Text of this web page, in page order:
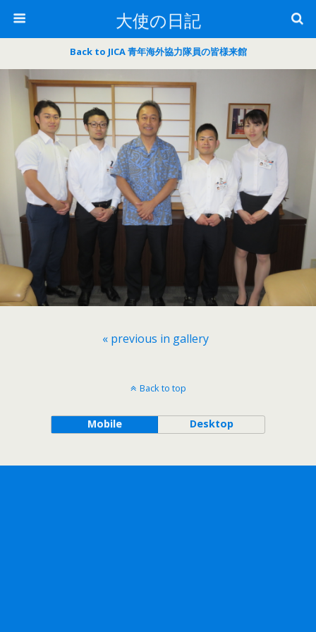
大使の日記
Back to JICA 青年海外協力隊員の皆様来館
« previous in gallery
Back to top
Mobile Desktop